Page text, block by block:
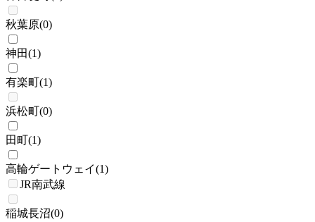
秋葉原(0)
神田(1)
有楽町(1)
浜松町(0)
田町(1)
高輪ゲートウェイ(1)
JR南武線
稲城長沼(0)